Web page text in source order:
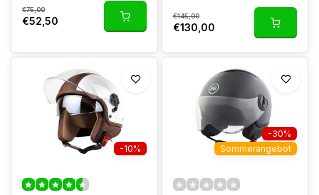
€75,00
€52,50 €145,00
€130,00
-10%
-30%
Sommerangebot